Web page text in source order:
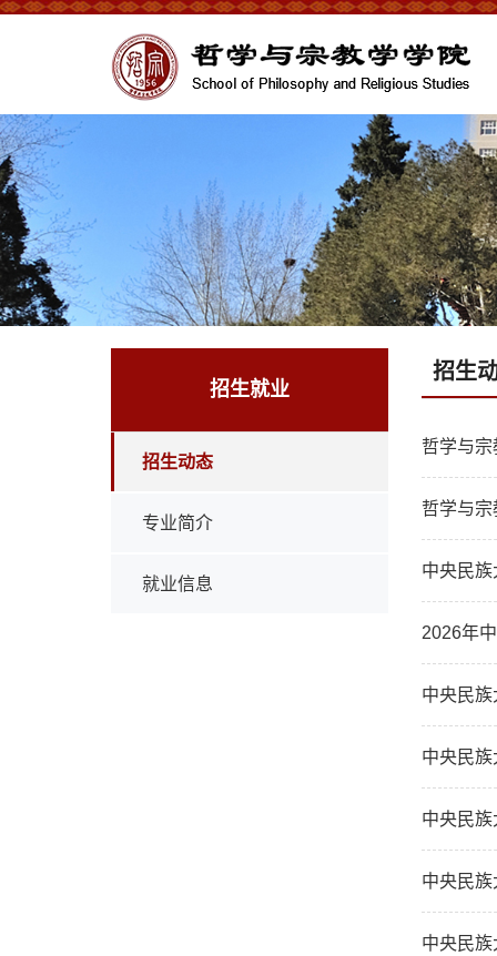
招生就业
招生动态
专业简介
就业信息
招生
哲学与
哲学与
中央民
2026年
中央民
中央民
中央民
中央民
中央民